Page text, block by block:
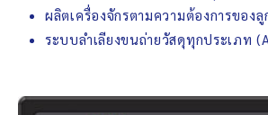
ผลิตเครื่องจักรตามความต้องการของ
ระบบลำเลียงขนถ่ายวัสดุทุกประเภท